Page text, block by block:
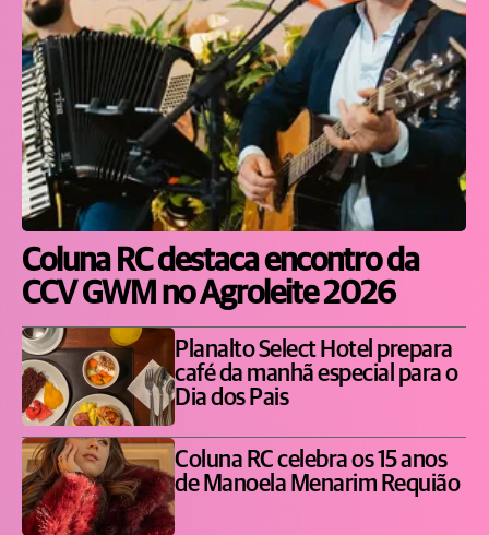
Coluna RC destaca encontro da
CCV GWM no Agroleite 2026
Planalto Select Hotel prepara
café da manhã especial para o
Dia dos Pais
Coluna RC celebra os 15 anos
de Manoela Menarim Requião